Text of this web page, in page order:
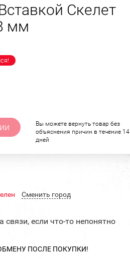
Скелет
мм
Вы можете вернуть товар без
объяснения причин в течение 14
дней
Cменить город
если что-то непонятно
ПОСЛЕ ПОКУПКИ!